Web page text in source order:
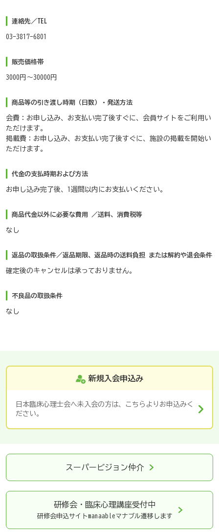
連絡先／TEL
03-3817-6801
販売価格帯
3000円～30000円
商品等の引き渡し時期（日数）・発送方法
会費：お申し込み、お支払い完了後すぐに、会員サイトをご利用い
ただけます。
掲載費：お申し込み、お支払い完了後すぐに、施設の掲載を開始い
ただけます。
代金の支払時期および方法
お申し込み完了後、1週間以内にお支払いください。
商品代金以外に必要な費用 ／送料、消費税等
なし
返品の取扱条件／返品期限、返品時の送料負担 または解約や退会条件
確定後のキャンセルは承っておりません。
不良品の取扱条件
なし
新規入会申込み
日本臨床心理士会へ未入会の方は、こちらよりお申込みく
ださい。
スーパービジョン仲介
研修会・臨床心理講座受付中
研修会申込サイトmanaableマナブル遷移します